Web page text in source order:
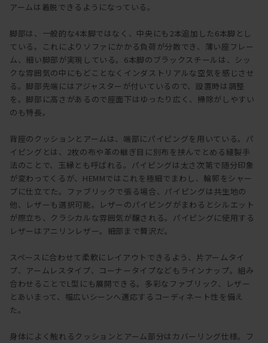
アームは着脱できるようになっている。
脚部は、一般的な4本脚ではなく、中央にも2本追加した6本脚とし
ている。これによりソファにかかる負荷が分散でき、薄い座フレー
ム、細い脚部が実現している。6本脚のブラックスチールは、シッ
クな雰囲気の中にもどことなくインダストリアルな空気を感じさせ
る。脚部先端にはアジャスターが付いているので、設置時は調整
を。脚部に高さがあるので座面下はゆったり広く、掃除がしやすい
のも特長。
背座のクッションとアームは、端部にパイピングを用いている。パ
イピングとは、2枚の布や革の継ぎ目に別布を挟んでとめる縫製手
法のことで、玉縁とも呼ばれる。パイピングは太さ次第で随分印象
が変わってくるが、HEMMではこれを極細でまわし、輪郭をシャー
プに仕立てた。ファブリックで張る場合、パイピングは共生地の
他、レザーも選択可能。レザーのパイピングがまわるとシルエット
が際立ち、クラシカルな雰囲気が醸される。パイピングに使用する
レザーはアニリンレザー。細部まで贅沢だ。
スペースに合わせて柔軟にレイアウトできるよう、片アームタイ
プ、アームレスタイプ、コーナータイプなどもラインナップ。組み
合わせることでL型にも展開できる。多彩なファブリック、レザー
とあいまって、幅広いシーンへ適応するコーディネート性を備え
た。
身体によく触れるクッションとアーム部分はカバーリング仕様。フ